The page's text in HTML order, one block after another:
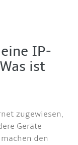
IP-
ist
zugewiesen,
Geräte
den